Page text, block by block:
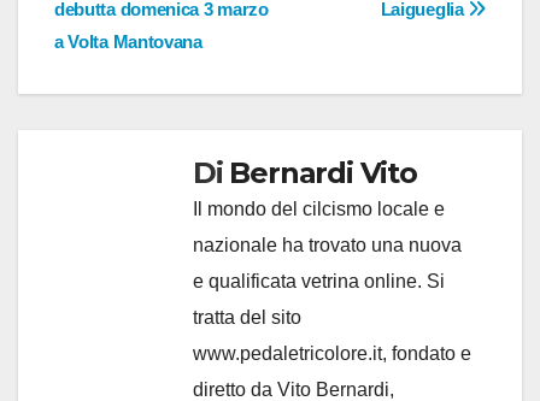
Laigueglia
debutta domenica 3 marzo
a Volta Mantovana
Di Bernardi Vito
Il mondo del cilcismo locale e
nazionale ha trovato una nuova
e qualificata vetrina online. Si
tratta del sito
www.pedaletricolore.it, fondato e
diretto da Vito Bernardi,